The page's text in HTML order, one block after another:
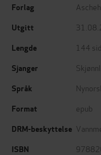
Forlag
Utgitt
Lengde 144
Sjanger
Språk
Format epub
DRM-beskyttelse
ISBN